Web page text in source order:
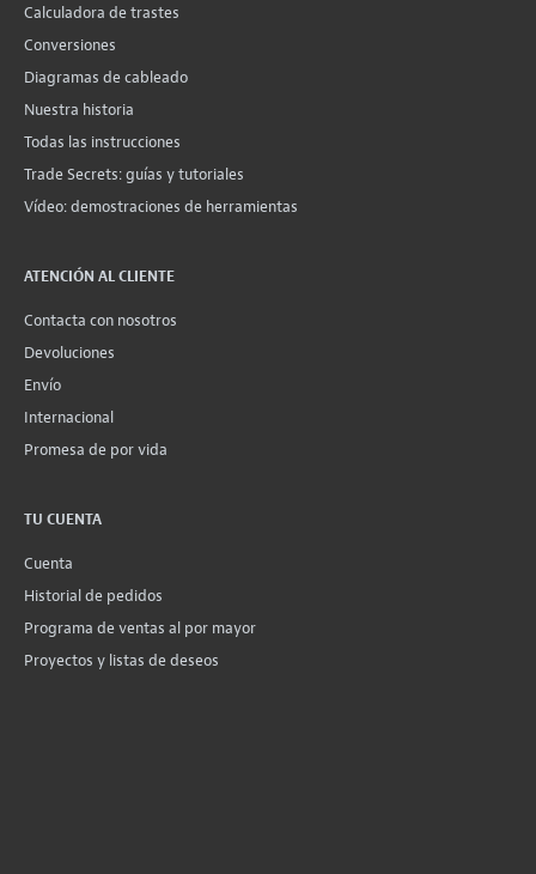
Calculadora de trastes
Conversiones
Diagramas de cableado
Nuestra historia
Todas las instrucciones
Trade Secrets: guías y tutoriales
Vídeo: demostraciones de herramientas
ATENCIÓN AL CLIENTE
Contacta con nosotros
Devoluciones
Envío
Internacional
Promesa de por vida
TU CUENTA
Cuenta
Historial de pedidos
Programa de ventas al por mayor
Proyectos y listas de deseos